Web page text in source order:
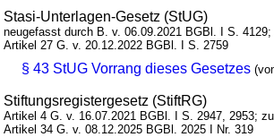
Stasi-Unterlagen-Gesetz (StUG)
neugefasst durch B. v. 06.09.2021 BGBl. I S.
Artikel 27 G. v. 20.12.2022 BGBl. I S. 2759
§ 43 StUG Vorrang dieses Gesetzes
Stiftungsregistergesetz (StiftRG)
Artikel 4 G. v. 16.07.2021 BGBl. I S. 2947, 2953;
Artikel 34 G. v. 08.12.2025 BGBl. 2025 I Nr. 319